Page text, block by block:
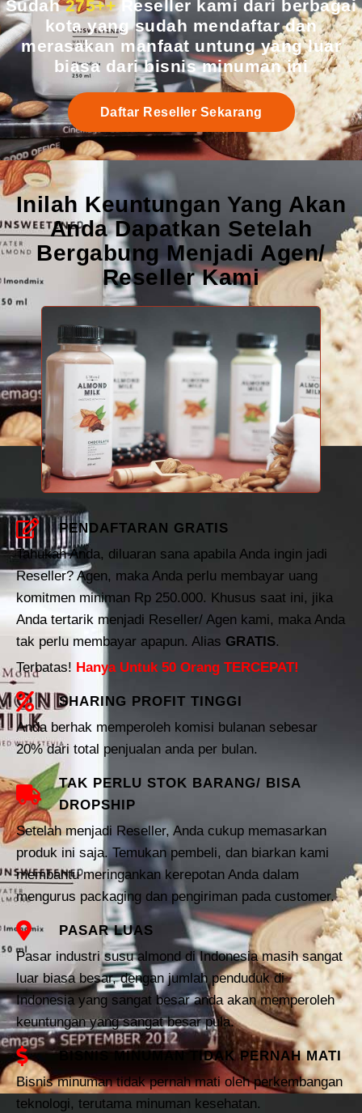
Sudah275++Reseller kami dari berbagai
kota yang sudah mendaftar dan
merasakan manfaat untung yang luar
biasa dari bisnis minuman ini
Daftar Reseller Sekarang
Inilah Keuntungan Yang Akan
Anda Dapatkan Setelah
Bergabung Menjadi Agen/
Reseller Kami
PENDAFTARAN GRATIS
Tahukah Anda, diluaran sana apabila Anda ingin jadi
Reseller? Agen, maka Anda perlu membayar uang
komitmen miniman Rp 250.000. Khusus saat ini, jika
Anda tertarik menjadi Reseller/ Agen kami, maka Anda
tak perlu membayar apapun. Alias GRATIS.
Terbatas! Hanya Untuk 50 Orang TERCEPAT!
SHARING PROFIT TINGGI
Anda berhak memperoleh komisi bulanan sebesar
20% dari total penjualan anda per bulan.
TAK PERLU STOK BARANG/ BISA
DROPSHIP
Setelah menjadi Reseller, Anda cukup memasarkan
produk ini saja. Temukan pembeli, dan biarkan kami
membantu meringankan kerepotan Anda dalam
mengurus packaging dan pengiriman pada customer.
PASAR LUAS
Pasar industri susu almond di Indonesia masih sangat
luar biasa besar, dengan jumlah penduduk di
Indonesia yang sangat besar anda akan memperoleh
keuntungan yang sangat besar pula.
BISNIS MINUMAN TIDAK PERNAH MATI
Bisnis minuman tidak pernah mati oleh perkembangan
teknologi, terutama minuman kesehatan.